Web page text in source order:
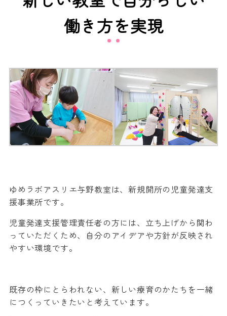
働き方を実現
ゆめラボアスリエ与野教室は、新規開所の児童発達支
援事業所です。
児童発達支援管理責任者の方には、立ち上げから関わ
っていただくため、自分のアイデアや方針が反映され
やすい環境です。
既存の枠にとらわれない、新しい療育のかたちを一緒
につくっていきたいと考えています。